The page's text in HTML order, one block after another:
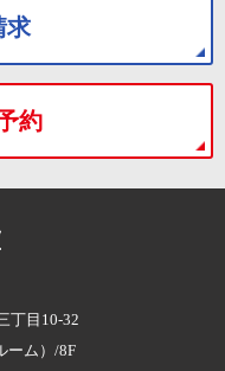
求
約
丁目10-32
ーム）/8F